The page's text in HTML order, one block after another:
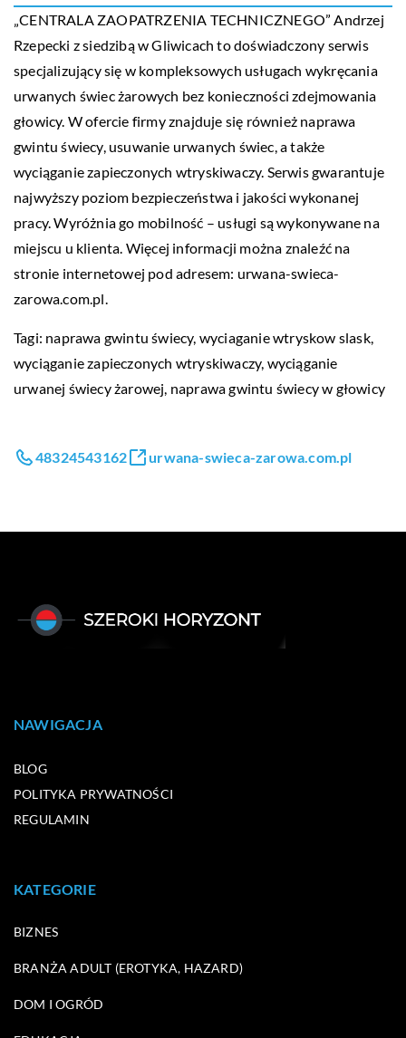
„CENTRALA ZAOPATRZENIA TECHNICZNEGO” Andrzej
Rzepecki z siedzibą w Gliwicach to doświadczony serwis
specjalizujący się w kompleksowych usługach wykręcania
urwanych świec żarowych bez konieczności zdejmowania
głowicy. W ofercie firmy znajduje się również naprawa
gwintu świecy, usuwanie urwanych świec, a także
wyciąganie zapieczonych wtryskiwaczy. Serwis gwarantuje
najwyższy poziom bezpieczeństwa i jakości wykonanej
pracy. Wyróżnia go mobilność – usługi są wykonywane na
miejscu u klienta. Więcej informacji można znaleźć na
stronie internetowej pod adresem: urwana-swieca-
zarowa.com.pl.
Tagi: naprawa gwintu świecy, wyciaganie wtryskow slask,
wyciąganie zapieczonych wtryskiwaczy, wyciąganie
urwanej świecy żarowej, naprawa gwintu świecy w głowicy
48324543162 urwana-swieca-zarowa.com.pl
NAWIGACJA
BLOG
POLITYKA PRYWATNOŚCI
REGULAMIN
KATEGORIE
BIZNES
BRANŻA ADULT (EROTYKA, HAZARD)
DOM I OGRÓD